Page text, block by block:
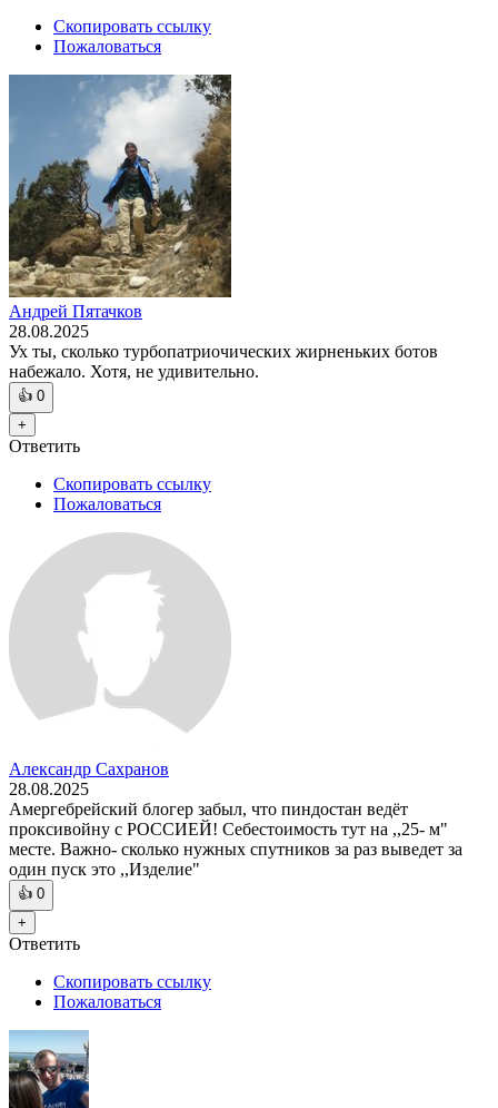
Скопировать ссылку
Пожаловаться
Андрей Пятачков
28.08.2025
Ух ты, сколько турбопатриочических жирненьких ботов
набежало. Хотя, не удивительно.
👍 0
+
Ответить
Скопировать ссылку
Пожаловаться
Александр Сахранов
28.08.2025
Амергебрейский блогер забыл, что пиндостан ведёт
проксивойну с РОССИЕЙ! Себестоимость тут на ,,25- м"
месте. Важно- сколько нужных спутников за раз выведет за
один пуск это ,,Изделие"
👍 0
+
Ответить
Скопировать ссылку
Пожаловаться